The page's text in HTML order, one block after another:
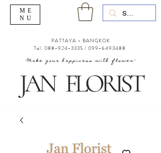
"Make your happiness with flower"
PATTAYA - BANGKOK
Tel. 088-924-3335 / 099-6493488
ME
NU